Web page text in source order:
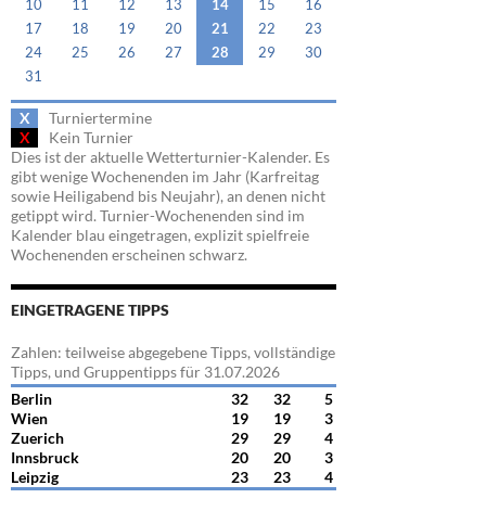
10
11 12 13 14 15
16
17
18 19 20 21 22
23
24
25 26 27 28 29
30
31
X
Turniertermine
X
Kein Turnier
Dies ist der aktuelle Wetterturnier-Kalender. Es
gibt wenige Wochenenden im Jahr (Karfreitag
sowie Heiligabend bis Neujahr), an denen nicht
getippt wird. Turnier-Wochenenden sind im
Kalender blau eingetragen, explizit spielfreie
Wochenenden erscheinen schwarz.
EINGETRAGENE TIPPS
Zahlen: teilweise abgegebene Tipps, vollständige
Tipps, und Gruppentipps für 31.07.2026
Berlin
32 32
5
Wien
19 19
3
Zuerich
29 29
4
Innsbruck
20 20
3
Leipzig
23 23 4